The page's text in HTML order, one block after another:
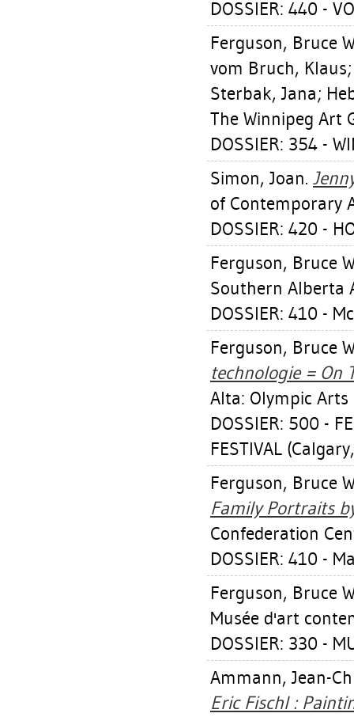
DOSSIER: 440 -
Ferguson, Bruce
vom Bruch, Klaus
Sterbak, Jana;
The Winnipeg Art
DOSSIER: 354 -
Simon, Joan.
of Contemporary
DOSSIER: 420 -
Ferguson, Bruce
Southern Alberta
DOSSIER: 410 -
Ferguson, Bruce
technologie = On
Alta: Olympic
DOSSIER: 500 -
FESTIVAL
Ferguson, Bruce
Family Portraits
Confederation
DOSSIER: 410 -
Ferguson, Bruce
Musée d'art
DOSSIER: 330 -
Ammann, Jean-
Eric Fischl :